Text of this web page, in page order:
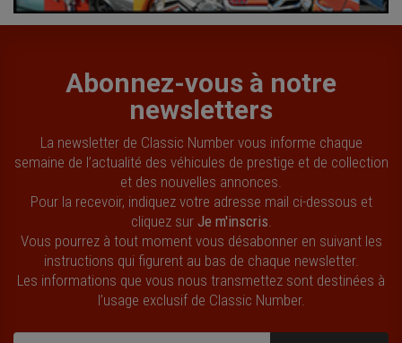
Abonnez-vous à notre
newsletters
La newsletter de Classic Number vous informe chaque
semaine de l’actualité des véhicules de prestige et de collection
et des nouvelles annonces.
Pour la recevoir, indiquez votre adresse mail ci-dessous et
cliquez sur Je m'inscris.
Vous pourrez à tout moment vous désabonner en suivant les
instructions qui figurent au bas de chaque newsletter.
Les informations que vous nous transmettez sont destinées à
l’usage exclusif de Classic Number.